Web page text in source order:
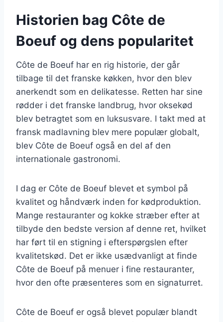
Historien bag Côte de
Boeuf og dens popularitet
Côte de Boeuf har en rig historie, der går
tilbage til det franske køkken, hvor den blev
anerkendt som en delikatesse. Retten har sine
rødder i det franske landbrug, hvor oksekød
blev betragtet som en luksusvare. I takt med at
fransk madlavning blev mere populær globalt,
blev Côte de Boeuf også en del af den
internationale gastronomi.
I dag er Côte de Boeuf blevet et symbol på
kvalitet og håndværk inden for kødproduktion.
Mange restauranter og kokke stræber efter at
tilbyde den bedste version af denne ret, hvilket
har ført til en stigning i efterspørgslen efter
kvalitetskød. Det er ikke usædvanligt at finde
Côte de Boeuf på menuer i fine restauranter,
hvor den ofte præsenteres som en signaturret.
Côte de Boeuf er også blevet populær blandt